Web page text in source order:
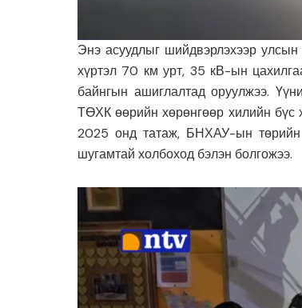
Энэ асуудлыг шийдвэрлэхээр
хүртэл 70 км урт, 35 кВ-ын
байнгын ашиглалтад оруулжээ.
ТӨХК өөрийн хөрөнгөөр хилийн
2025 онд татаж, БНХАУ-ын
шугамтай холбоход бэлэн болгожээ.